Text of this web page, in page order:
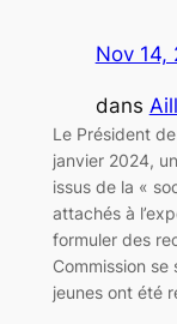
Nov 14,
dans
Le Président
janvier 2024,
issus de la «
attachés à
formuler des
Commission
jeunes ont été